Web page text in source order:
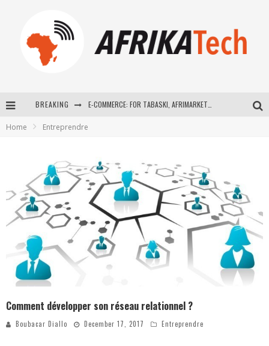
BREAKING
How Technology Has Changed Sports
Home Entreprendre
Comment développer son réseau relationnel ?
Boubacar Diallo December 17, 2017 Entreprendre